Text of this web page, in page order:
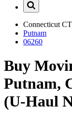
Connecticut CT
Putnam
06260
Buy
Putnam,
(U-Haul